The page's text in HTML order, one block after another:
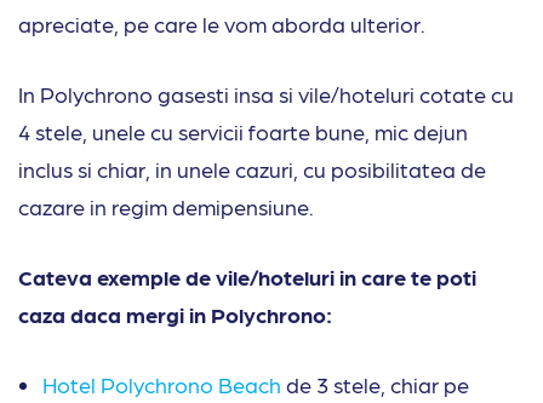
apreciate, pe care le vom aborda ulterior.
In Polychrono gasesti insa si vile/hoteluri cotate cu
4 stele, unele cu servicii foarte bune, mic dejun
inclus si chiar, in unele cazuri, cu posibilitatea de
cazare in regim demipensiune.
Cateva exemple de vile/hoteluri in care te poti
caza daca mergi in Polychrono:
Hotel Polychrono Beach de 3 stele, chiar pe